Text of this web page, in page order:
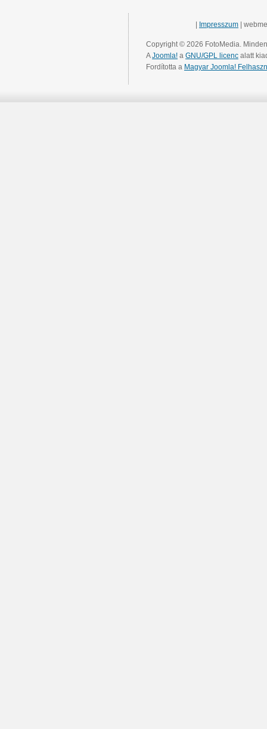
Impresszum |
Copyright © 2026 FotoMedia.
AJoomla! a GNU/GPL licenc alatt
Fordította a Magyar Joomla!